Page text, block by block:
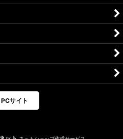
PCサイト